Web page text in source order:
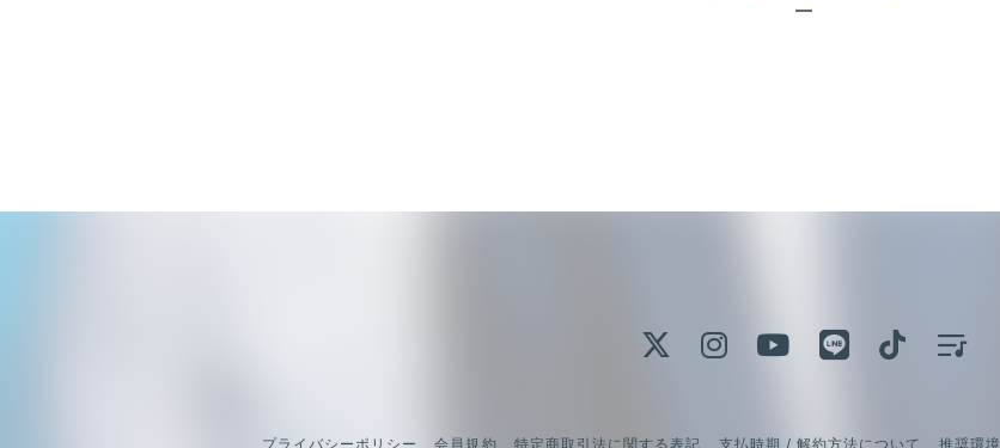
プライバシーポリシー 会員規約 特定商取引法に関する表記 支払時期 / 解約方法について 推奨環境